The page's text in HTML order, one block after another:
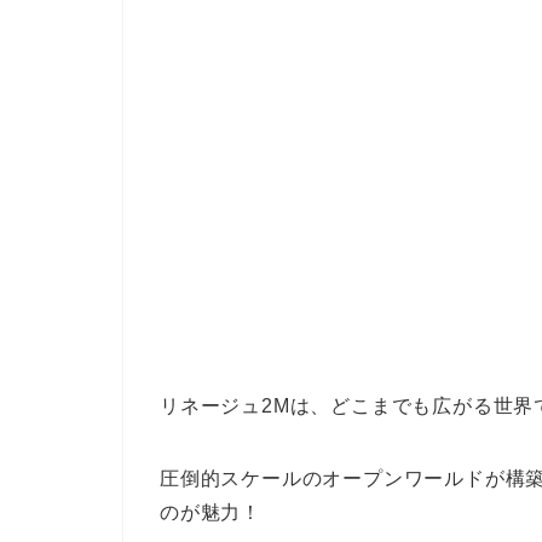
リネージュ2Mは、どこまでも広がる世
圧倒的スケールのオープンワールドが構
のが魅力！